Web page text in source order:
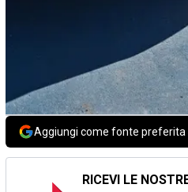
Aggiungi come fonte preferita
RICEVI LE